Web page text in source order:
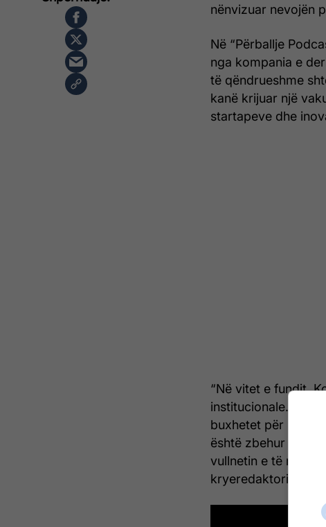
nënvizuar nevojën
Në “Përballje
nga kompania e
të qëndrueshme
kanë krijuar një
startapeve dhe
“Në vitet e fundit,
institucionale. Nuk
buxhetet për këtë
është zbehur
vullnetin e të
kryeredaktorin